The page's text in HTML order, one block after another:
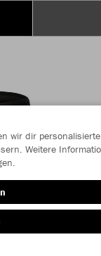
wir dir personalisierte
Weitere